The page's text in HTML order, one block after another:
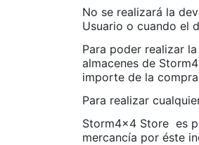
No se realizará la
Usuario o cuando el
Para poder realizar
almacenes de
importe de la
Para realizar
Storm4x4 Store es
mercancía por éste